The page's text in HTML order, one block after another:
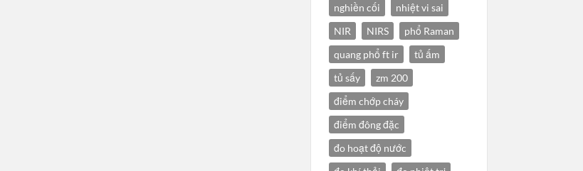
nghiền cối
nhiệt vi sai
NIR
NIRS
phổ Raman
quang phổ ft ir
tủ ấm
tủ sấy
zm 200
điểm chớp cháy
điểm đông đặc
đo hoạt độ nước